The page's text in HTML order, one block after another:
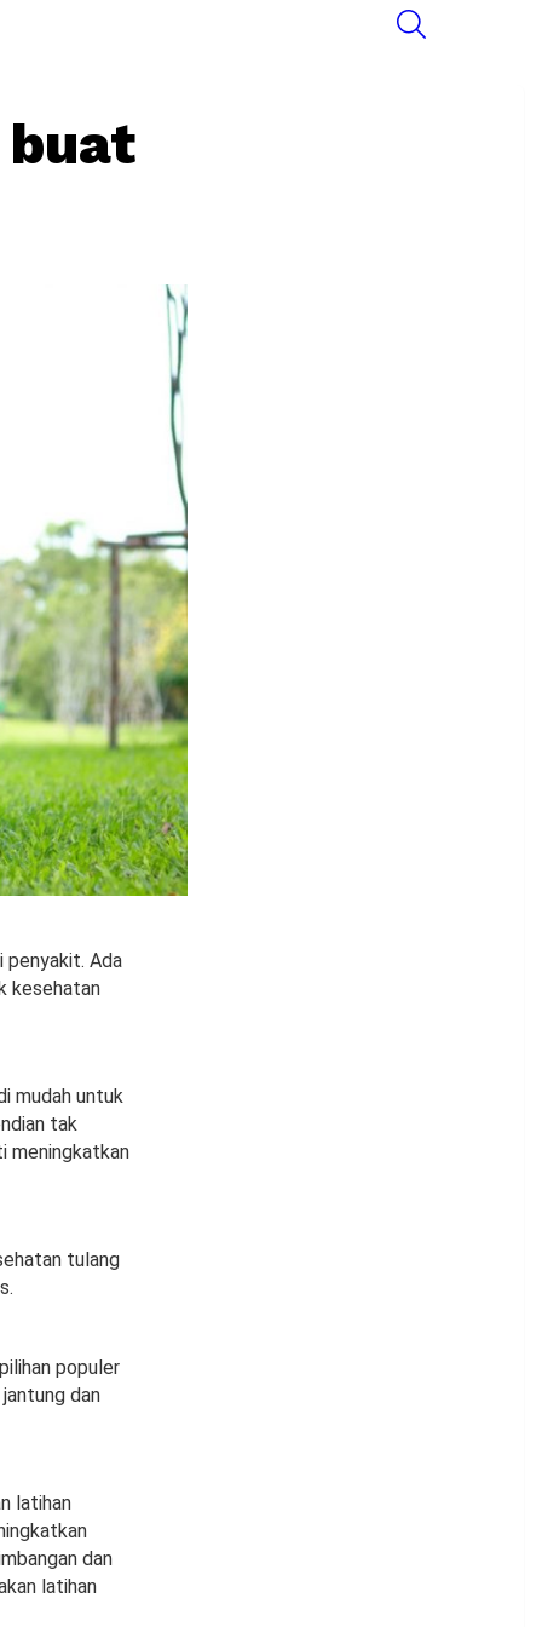
buat
penyakit. Ada
kesehatan
mudah untuk
tak
meningkatkan
tulang
populer
dan
latihan
dan
latihan